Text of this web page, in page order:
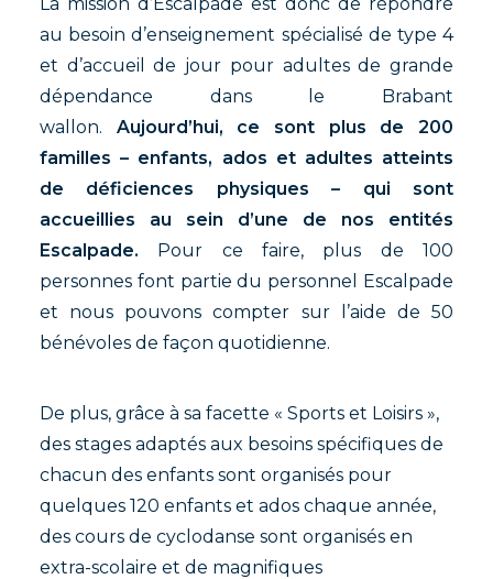
au besoin d’enseignement spécialisé de type 4
et d’accueil de jour pour adultes de grande
dépendance dans le Brabant
wallon. Aujourd’hui, ce sont plus de 200
familles – enfants, ados et adultes atteints
de déficiences physiques – qui sont
accueillies au sein d’une de nos entités
Escalpade. Pour ce faire, plus de 100
personnes font partie du personnel Escalpade
et nous pouvons compter sur l’aide de 50
bénévoles de façon quotidienne.
De plus, grâce à sa facette « Sports et Loisirs »,
des stages adaptés aux besoins spécifiques de
chacun des enfants sont organisés pour
quelques 120 enfants et ados chaque année,
des cours de cyclodanse sont organisés en
extra-scolaire et de magnifiques